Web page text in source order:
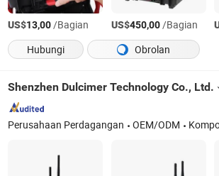
US$13,00/Bagian US$450,00/Bagian
Hubungi
Obrolan
Shenzhen Dulcimer Technology Co., Ltd.
Perusahaan Perdagangan OEM/ODM